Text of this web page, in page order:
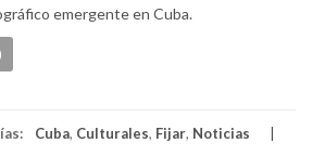
emergente en Cuba.
Cuba, Culturales, Fijar, Noticias